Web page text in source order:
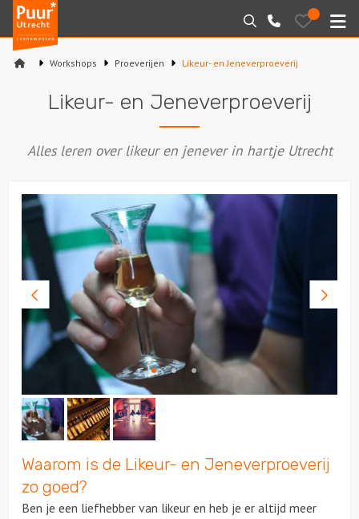
Puur*
Utrecht
bedrijfsuitjes
Zoeken
030-
2145099
Bewaarde
uitjes
Varen
Sport en spel
Workshops
Rondleidingen
Locaties
Feesten
Workshops Proeverijen Likeur- en Jeneverproeverij
Likeur- en Jeneverproeverij
Alles leren over likeur en jenever in hartje Utrecht
Vorige
foto
foto
Waarom is de Likeur- en Jeneverproeverij
zo goed?
Ben je een liefhebber van likeur en heb je er altijd meer